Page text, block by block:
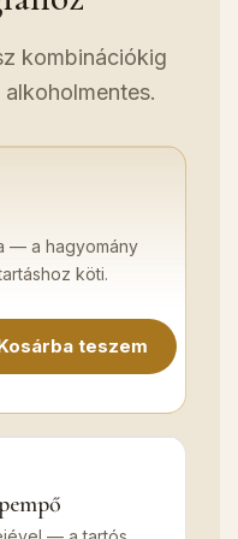
kombinációkig
— a hagyomány
köti.
teszem